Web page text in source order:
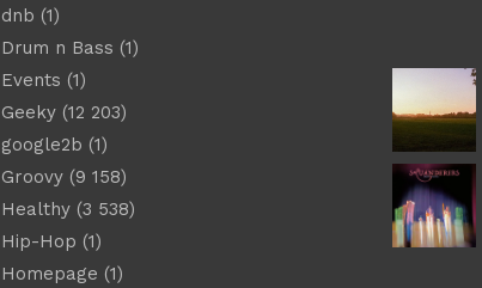
dnb (1)
Drum n Bass (1)
Events (1)
Geeky(12 203)
google2b (1)
Groovy(9 158)
Healthy(3 538)
Hip-Hop (1)
Homepage (1)